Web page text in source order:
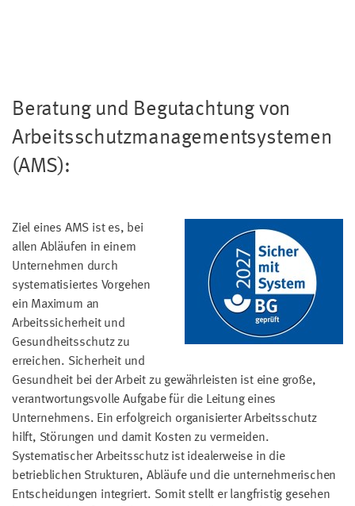
Beratung und Begutachtung von
Arbeitsschutzmanagementsystemen
(AMS):
Ziel eines AMS ist es, bei
allen Abläufen in einem
Unternehmen durch
systematisiertes Vorgehen
ein Maximum an
Arbeitssicherheit und
Gesundheitsschutz zu
erreichen. Sicherheit und
Gesundheit bei der Arbeit zu gewährleisten ist eine große,
verantwortungsvolle Aufgabe für die Leitung eines
Unternehmens. Ein erfolgreich organisierter Arbeitsschutz
hilft, Störungen und damit Kosten zu vermeiden.
Systematischer Arbeitsschutz ist idealerweise in die
betrieblichen Strukturen, Abläufe und die unternehmerischen
Entscheidungen integriert. Somit stellt er langfristig gesehen